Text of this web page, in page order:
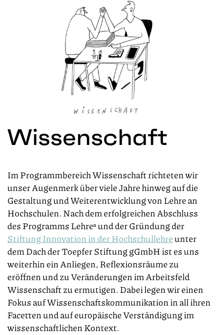
Wissenschaft
Im Programmbereich Wissenschaft richteten wir
unser Augenmerk über viele Jahre hinweg auf die
Gestaltung und Weiterentwicklung von Lehre an
Hochschulen. Nach dem erfolgreichen Abschluss
des Programms Lehreⁿ und der Gründung der
Stiftung Innovation in der Hochschullehreunter
dem Dach der Toepfer Stiftung gGmbH ist es uns
weiterhin ein Anliegen, Reflexionsräume zu
eröffnen und zu Veränderungen im Arbeitsfeld
Wissenschaft zu ermutigen. Dabei legen wir einen
Fokus auf Wissenschaftskommunikation in all ihren
Facetten und auf europäische Verständigung im
wissenschaftlichen Kontext.